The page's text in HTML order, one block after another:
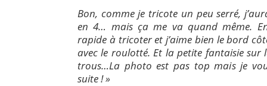
Bon, comme je tricote un peu serré,
en 4… mais ça me va quand même.
rapide à tricoter et j’aime bien le bord
avec le roulotté. Et la petite fantaisie sur
trous…La photo est pas top mais je
suite ! »